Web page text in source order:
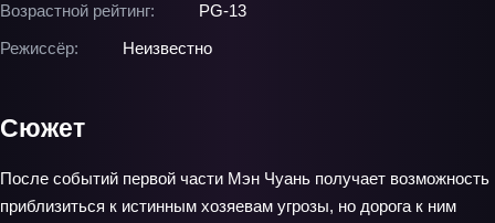
Возрастной рейтинг:
PG-13
Режиссёр:
Неизвестно
Сюжет
После событий первой части Мэн Чуань получает возможность
приблизиться к истинным хозяевам угрозы, но дорога к ним